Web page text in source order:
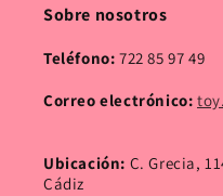
Sobre nosotros
Teléfono: 722 85 97 49
Correo electrónico:
Ubicación: C. Grecia,
Cádiz